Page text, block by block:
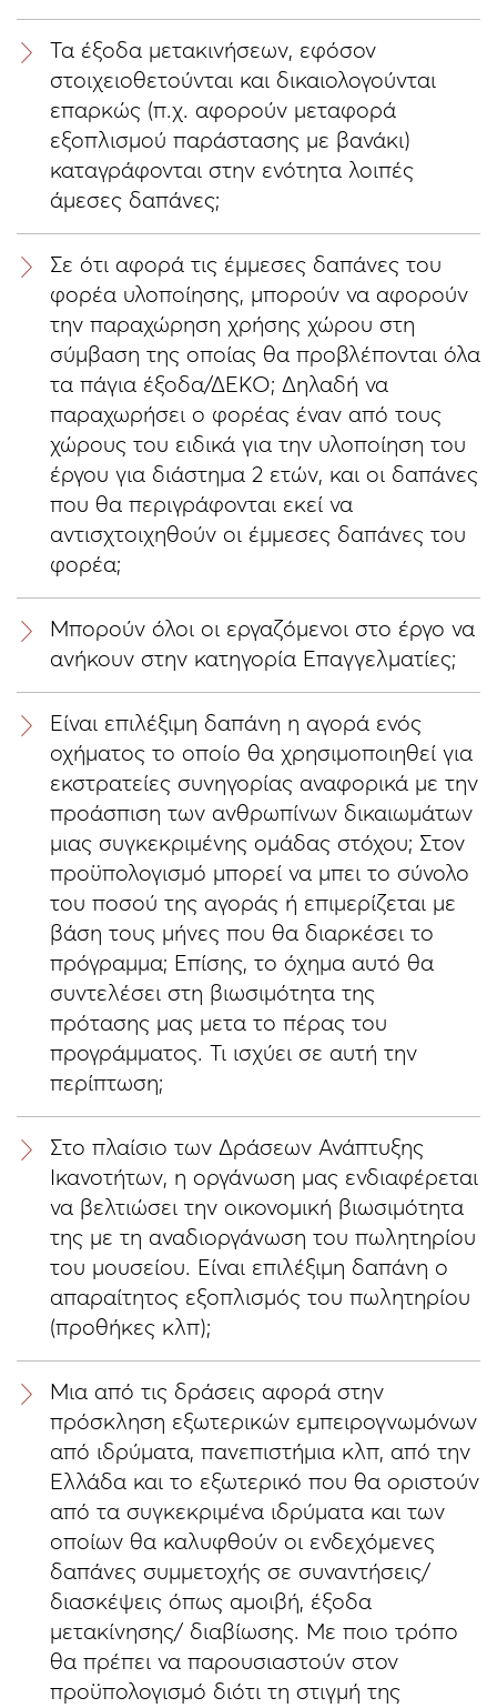
Τα έξοδα μετακινήσεων, εφόσον
στοιχειοθετούνται και δικαιολογούνται
επαρκώς (π.χ. αφορούν μεταφορά
εξοπλισμού παράστασης με βανάκι)
καταγράφονται στην ενότητα λοιπές
άμεσες δαπάνες;
Σε ότι αφορά τις έμμεσες δαπάνες του
φορέα υλοποίησης, μπορούν να αφορούν
την παραχώρηση χρήσης χώρου στη
σύμβαση της οποίας θα προβλέπονται όλα
τα πάγια έξοδα/ΔΕΚΟ; Δηλαδή να
παραχωρήσει ο φορέας έναν από τους
χώρους του ειδικά για την υλοποίηση του
έργου για διάστημα 2 ετών, και οι δαπάνες
που θα περιγράφονται εκεί να
αντισχτοιχηθούν οι έμμεσες δαπάνες του
φορέα;
Μπορούν όλοι οι εργαζόμενοι στο έργο να
ανήκουν στην κατηγορία Επαγγελματίες;
Είναι επιλέξιμη δαπάνη η αγορά ενός
οχήματος το οποίο θα χρησιμοποιηθεί για
εκστρατείες συνηγορίας αναφορικά με την
προάσπιση των ανθρωπίνων δικαιωμάτων
μιας συγκεκριμένης ομάδας στόχου; Στον
προϋπολογισμό μπορεί να μπει το σύνολο
του ποσού της αγοράς ή επιμερίζεται με
βάση τους μήνες που θα διαρκέσει το
πρόγραμμα; Επίσης, το όχημα αυτό θα
συντελέσει στη βιωσιμότητα της
πρότασης μας μετα το πέρας του
προγράμματος. Τι ισχύει σε αυτή την
περίπτωση;
Στο πλαίσιο των Δράσεων Ανάπτυξης
Ικανοτήτων, η οργάνωση μας ενδιαφέρεται
να βελτιώσει την οικονομική βιωσιμότητα
της με τη αναδιοργάνωση του πωλητηρίου
του μουσείου. Είναι επιλέξιμη δαπάνη ο
απαραίτητος εξοπλισμός του πωλητηρίου
(προθήκες κλπ);
Μια από τις δράσεις αφορά στην
πρόσκληση εξωτερικών εμπειρογνωμόνων
από ιδρύματα, πανεπιστήμια κλπ, από την
Ελλάδα και το εξωτερικό που θα οριστούν
από τα συγκεκριμένα ιδρύματα και των
οποίων θα καλυφθούν οι ενδεχόμενες
δαπάνες συμμετοχής σε συναντήσεις/
διασκέψεις όπως αμοιβή, έξοδα
μετακίνησης/ διαβίωσης. Με ποιο τρόπο
θα πρέπει να παρουσιαστούν στον
προϋπολογισμό διότι τη στιγμή της